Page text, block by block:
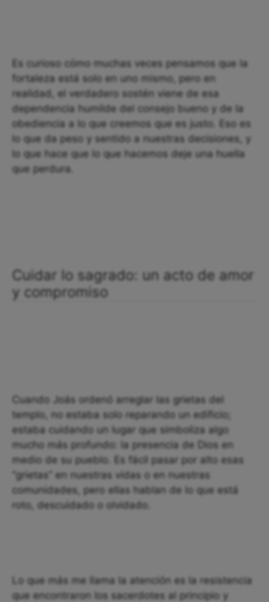
Es curioso cómo muchas veces pensamos que la
fortaleza está solo en uno mismo, pero en
realidad, el verdadero sostén viene de esa
dependencia humilde del consejo bueno y de la
obediencia a lo que creemos que es justo. Eso es
lo que da peso y sentido a nuestras decisiones, y
lo que hace que lo que hacemos deje una huella
que perdura.
Cuidar lo sagrado: un acto de amor
y compromiso
Cuando Joás ordenó arreglar las grietas del
templo, no estaba solo reparando un edificio;
estaba cuidando un lugar que simboliza algo
mucho más profundo: la presencia de Dios en
medio de su pueblo. Es fácil pasar por alto esas
“grietas” en nuestras vidas o en nuestras
comunidades, pero ellas hablan de lo que está
roto, descuidado o olvidado.
Lo que más me llama la atención es la resistencia
que encontraron los sacerdotes al principio y